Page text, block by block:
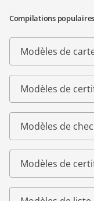
Compilations populaires
Modèles de
Modèles de
Modèles de
Modèles de